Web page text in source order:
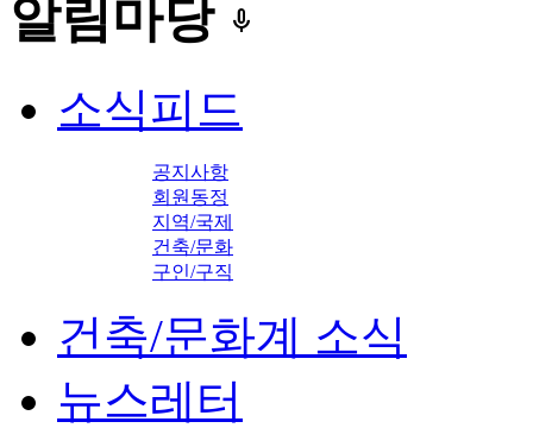
알림마당 keyboard_voice
소식피드
공지사항
회원동정
지역/국제
건축/문화
구인/구직
건축/문화계 소식
뉴스레터